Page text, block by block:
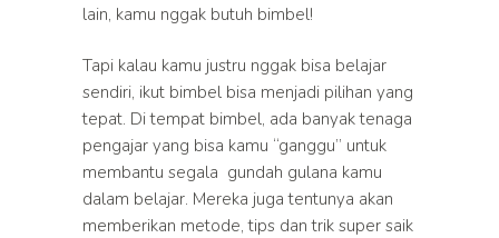
lain, kamu nggak butuh bimbel!
Tapi kalau kamu justru nggak bisa belajar
sendiri, ikut bimbel bisa menjadi pilihan yang
tepat. Di tempat bimbel, ada banyak tenaga
pengajar yang bisa kamu “ganggu” untuk
membantu segala gundah gulana kamu
dalam belajar. Mereka juga tentunya akan
memberikan metode, tips dan trik super saik